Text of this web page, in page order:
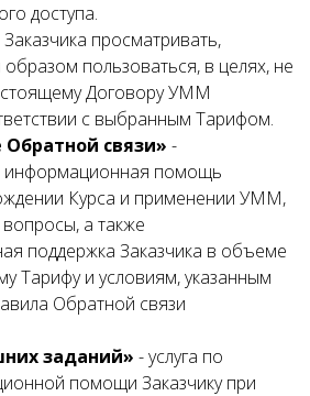
доступа.
просматривать,
пользоваться, в целях, не
Договору УММ
с выбранным Тарифом.
связи» -
информационная помощь
Курса и применении УММ,
а также
поддержка Заказчика в объеме
Тарифу и условиям, указанным
Обратной связи
заданий» - услуга по
помощи Заказчику при